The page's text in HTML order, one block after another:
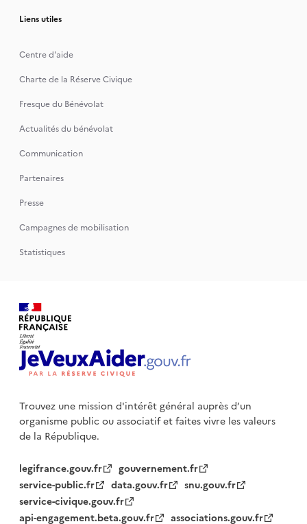
Liens utiles
Centre d'aide
Charte de la Réserve Civique
Fresque du Bénévolat
Actualités du bénévolat
Communication
Partenaires
Presse
Campagnes de mobilisation
Statistiques
Trouvez une mission d'intérêt général auprès d’un
organisme publicou associatif et faites vivre les valeurs
de la République.
legifrance.gouv.fr
gouvernement.fr
service-public.fr
data.gouv.fr
snu.gouv.fr
service-civique.gouv.fr
api-engagement.beta.gouv.fr
associations.gouv.fr